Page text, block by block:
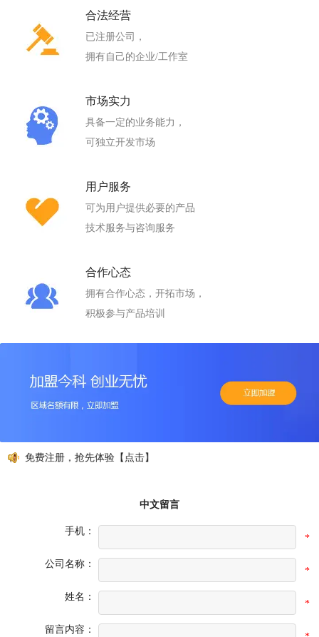
合法经营
已注册公司，
拥有自己的企业/工作室
市场实力
具备一定的业务能力，
可独立开发市场
用户服务
可为用户提供必要的产品
技术服务与咨询服务
合作心态
拥有合作心态，开拓市场，
积极参与产品培训
，免费注册，抢先体验【点击】
中文留言
手机：
*
公司名称：
*
姓名：
*
留言内容：